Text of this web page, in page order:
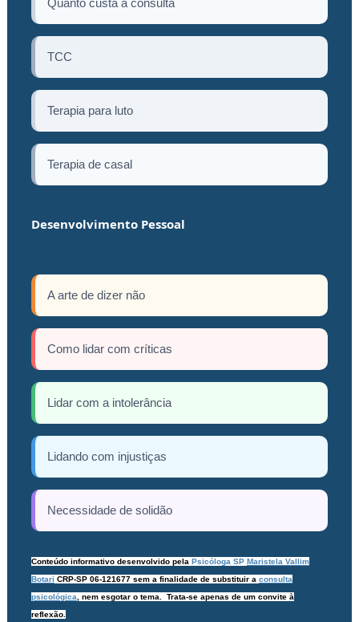
Quanto custa a consulta
TCC
Terapia para luto
Terapia de casal
Desenvolvimento Pessoal
A arte de dizer não
Como lidar com críticas
Lidar com a intolerância
Lidando com injustiças
Necessidade de solidão
Conteúdo informativo desenvolvido pela Psicóloga SP Maristela Vallim
Botari CRP-SP 06-121677 sem a finalidade de substituir a consulta
psicológica, nem esgotar o tema. Trata-se apenas de um convite à
reflexão.